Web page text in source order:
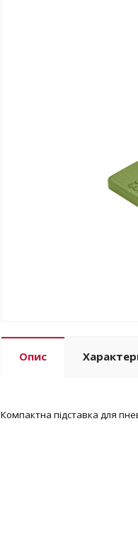
Опис
Компактна підставка для